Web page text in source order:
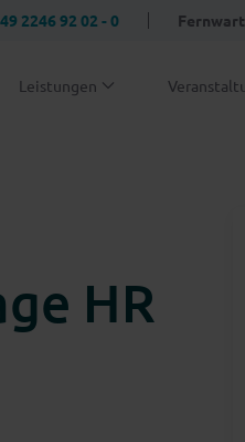
2246 92 02 - 0
Leistungen
HR